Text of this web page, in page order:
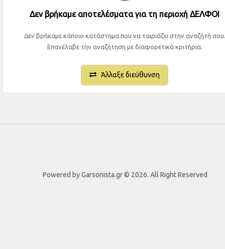
Δεν βρήκαμε αποτελέσματα για τη περιοχή ΔΕΛΦΟΙ
Δεν βρήκαμε κάποιο κατάστημα που να ταιριάζει στην αναζήτή σου.
Επανέλαβε την αναζήτηση με διαφορετικά κριτήρια.
Άλλαξε διεύθυνση
Powered by Garsonista.gr © 2026. All Right Reserved